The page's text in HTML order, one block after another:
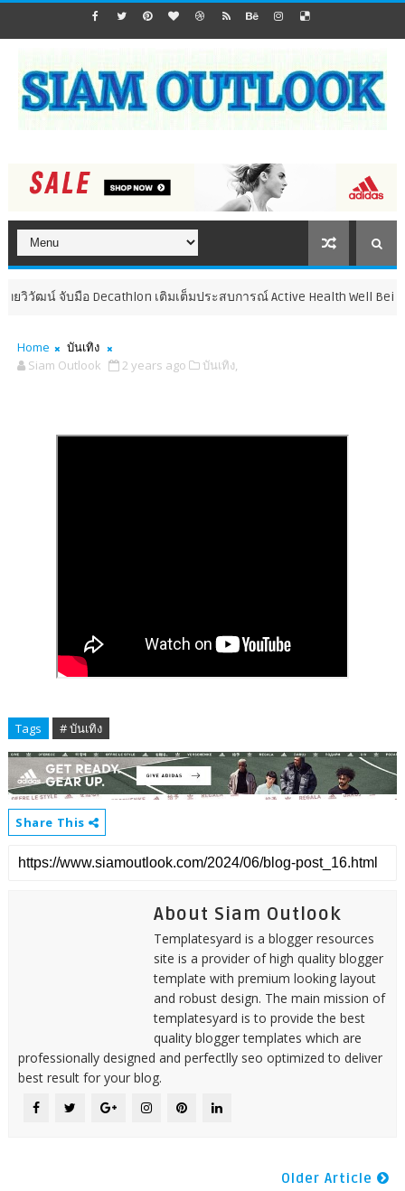
จับมือ Decathlon เติมเต็มประสบการณ์ Active Health Well Being ชวน
Home
บันเทิง
Siam Outlook
2 years ago บันเทิง,
Tags # บันเทิง
Share This
About Siam Outlook
Templatesyard is a blogger resources
site is a provider of high quality blogger
template with premium looking layout
and robust design. The main mission of
templatesyard is to provide the best
quality blogger templates which are
professionally designed and perfectlly seo optimized to deliver
best result for your blog.
Older Article